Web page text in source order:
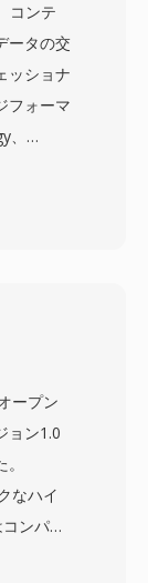
コンテ
ータの交
ッショナ
フォーマ
って
ムワー
単純な
成情報
ンワー
め込み
し、す
参照で
ープン
ョン1.0
なハイ
ンパク
の